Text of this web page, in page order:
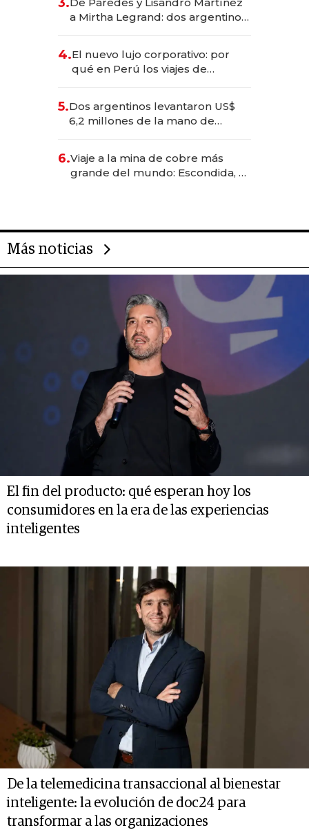
las marcas "fast premium"
a Mirtha Legrand: dos argentinos
4.El nuevo lujo corporativo: por
qué en Perú los viajes de
para convertirse en experiencias
transformadoras
5.Dos argentinos levantaron US$
6,2 millones de la mano de
6.Viaje a la mina de cobre más
grande del mundo: Escondida, el
Más noticias
El fin del producto: qué esperan hoy los
consumidores en la era de las experiencias
inteligentes
De la telemedicina transaccional al bienestar
inteligente: la evolución de doc24 para
transformar a las organizaciones